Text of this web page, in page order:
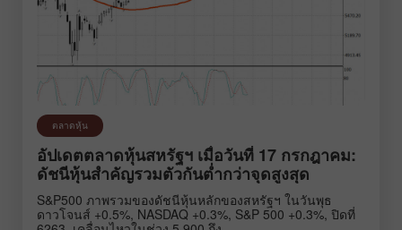
ตลาดหุ้น
อัปเดตตลาดหุ้นสหรัฐฯ เมื่อวันที่ 17 กรกฎาคม:
ดัชนีหุ้นสำคัญรวมตัวกันต่ำกว่าจุดสูงสุด
S&P500 ภาพรวมของดัชนีหุ้นหลักของสหรัฐฯ ในวันพุธ
ดาวโจนส์ +0.5%, NASDAQ +0.3%, S&P 500 +0.3%, ปิดที่